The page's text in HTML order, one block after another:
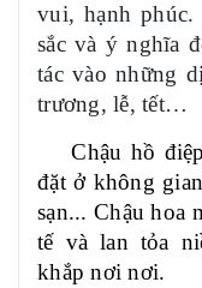
vui, hạnh phúc.
sắc và ý nghĩa
tác vào những
trương, lễ, tết…
Chậu hồ
đặt ở không
sạn... Chậu hoa
tế và lan tỏa
khắp nơi nơi.